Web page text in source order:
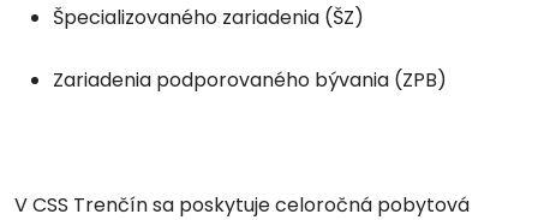
Špecializovaného zariadenia (ŠZ)
Zariadenia podporovaného bývania (ZPB)
V CSS Trenčín sa poskytuje celoročná pobytová